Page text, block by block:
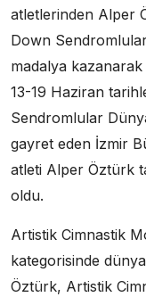
atletlerinden Alper
Down
madalya
13-19 Haziran
Sendromlular
gayret eden İzmir
atleti Alper Öztürk
oldu.
Artistik Cimnastik
kategorisinde
Öztürk, Artistik